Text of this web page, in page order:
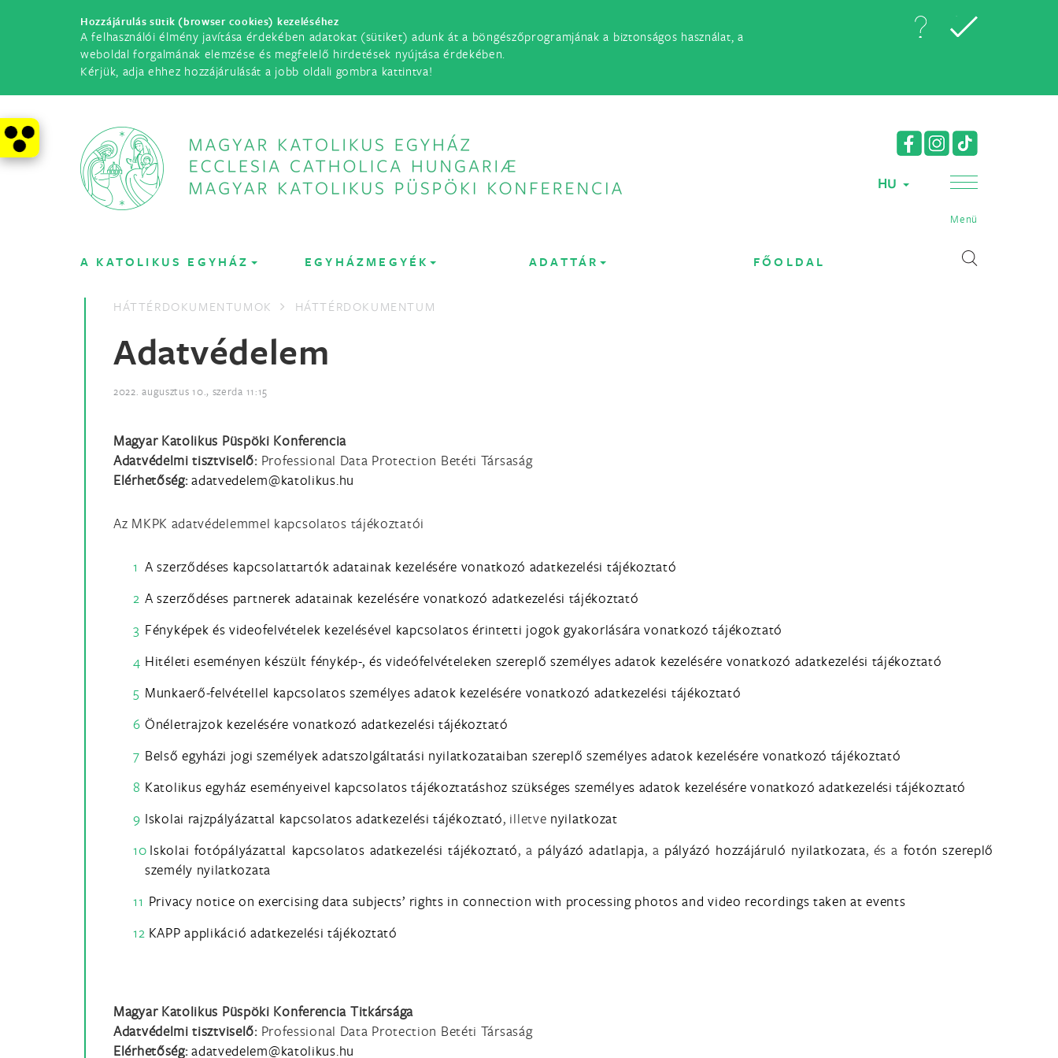
Hozzájárulás sütik (browser cookies) kezeléséhez
A felhasználói élmény javítása érdekében adatokat (sütiket) adunk át a böngészőprogramjának a biztonságos használat, a
weboldal forgalmának elemzése és megfelelő hirdetések nyújtása érdekében.
Kérjük, adja ehhez hozzájárulását a jobb oldali gombra kattintva!
HU
Menü
A KATOLIKUS EGYHÁZ EGYHÁZMEGYÉK ADATTÁR FŐOLDAL
HÁTTÉRDOKUMENTUMOK HÁTTÉRDOKUMENTUM
Adatvédelem
2022. augusztus 10., szerda 11:15
Magyar Katolikus Püspöki Konferencia
Adatvédelmi tisztviselő:Professional Data Protection Betéti Társaság
Elérhetőség:
Az MKPK adatvédelemmel kapcsolatos tájékoztatói
A szerződéses kapcsolattartók adatainak kezelésére vonatkozó adatkezelési tájékoztató
A szerződéses partnerek adatainak kezelésére vonatkozó adatkezelési tájékoztató
Fényképek és videofelvételek kezelésével kapcsolatos érintetti jogok gyakorlására vonatkozó tájékoztató
Hitéleti eseményen készült fénykép-, és videófelvételeken szereplő személyes adatok kezelésére vonatkozó adatkezelési tájékoztató
Munkaerő-felvétellel kapcsolatos személyes adatok kezelésére vonatkozó adatkezelési tájékoztató
Önéletrajzok kezelésére vonatkozó adatkezelési tájékoztató
Belső egyházi jogi személyek adatszolgáltatási nyilatkozataiban szereplő személyes adatok kezelésére vonatkozó tájékoztató
Katolikus egyház eseményeivel kapcsolatos tájékoztatáshoz szükséges személyes adatok kezelésére vonatkozó adatkezelési tájékoztató
Iskolai rajzpályázattal kapcsolatos adatkezelési tájékoztató, illetve nyilatkozat
Iskolai fotópályázattal kapcsolatos adatkezelési tájékoztató, a pályázó adatlapja, a pályázó hozzájáruló nyilatkozata, és a fotón szereplő
személy nyilatkozata
Privacy notice on exercising data subjects’ rights in connection with processing photos and video recordings taken at events
KAPP applikáció adatkezelési tájékoztató
Magyar Katolikus Püspöki Konferencia Titkársága
Adatvédelmi tisztviselő:Professional Data Protection Betéti Társaság
Elérhetőség: